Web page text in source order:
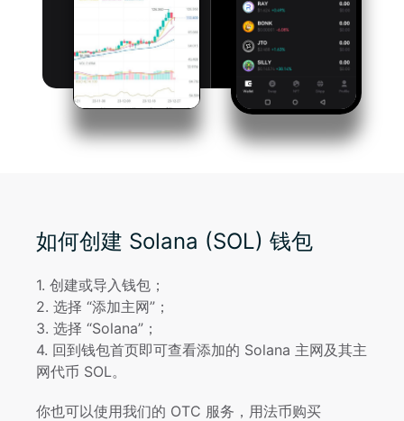
如何创建 Solana (SOL) 钱包
1. 创建或导入钱包；
2. 选择 “添加主网”；
3. 选择 “Solana”；
4. 回到钱包首页即可查看添加的 Solana 主网及其主
网代币 SOL。
你也可以使用我们的 OTC 服务，用法币购买